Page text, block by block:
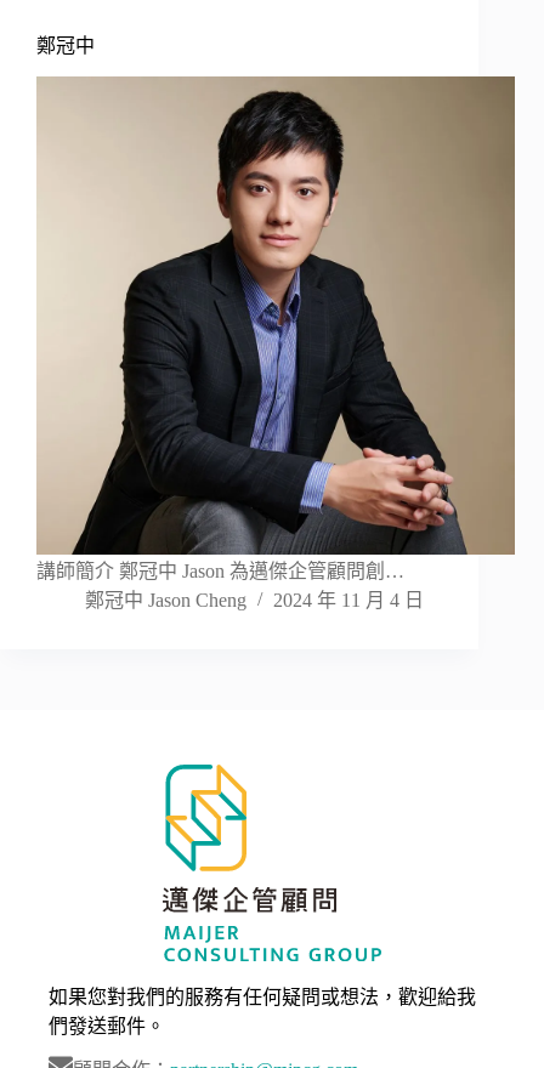
鄭冠中
講師簡介 鄭冠中 Jason 為邁傑企管顧問創…
鄭冠中 Jason Cheng
2024 年 11 月 4 日
如果您對我們的服務有任何疑問或想法，歡迎給我
們發送郵件。